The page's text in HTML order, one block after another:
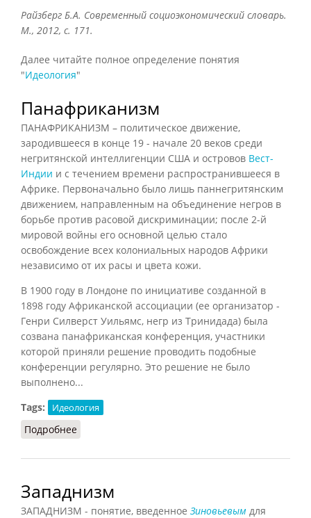
Райзберг Б.А. Современный социоэкономический словарь.
М., 2012, с. 171.
Далее читайте полное определение понятия
"Идеология"
Панафриканизм
ПАНАФРИКАНИЗМ – политическое движение,
зародившееся в конце 19 - начале 20 веков среди
негритянской интеллигенции США и островов Вест-
Индии и с течением времени распространившееся в
Африке. Первоначально было лишь паннегритянским
движением, направленным на объединение негров в
борьбе против расовой дискриминации; после 2-й
мировой войны его основной целью стало
освобождение всех колониальных народов Африки
независимо от их расы и цвета кожи.
В 1900 году в Лондоне по инициативе созданной в
1898 году Африканской ассоциации (ее организатор -
Генри Силверст Уильямс, негр из Тринидада) была
созвана панафриканская конференция, участники
которой приняли решение проводить подобные
конференции регулярно. Это решение не было
выполнено...
Tags:
Идеология
Подробнее
Западнизм
ЗАПАДНИЗМ - понятие, введенное Зиновьевым для